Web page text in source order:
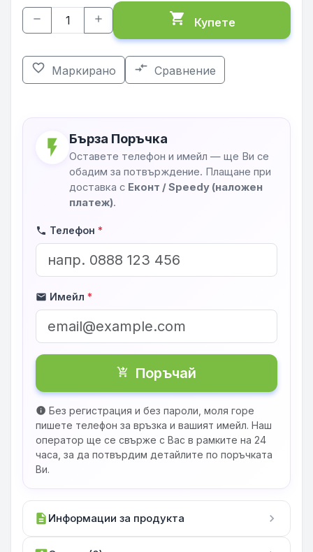
remove add shopping_cart Купете
favorite_border Маркирано compare_arrows Сравнение
flash_on Бърза Поръчка
Оставете телефон и имейл — ще Ви се
обадим за потвърждение. Плащане при
доставка с Еконт / Speedy (наложен
платеж).
phone Телефон *
mail Имейл *
shopping_cart_checkout Поръчай
info Без регистрация и без пароли, моля горе
пишете телефон за връзка и вашият имейл. Наш
оператор ще се свърже с Вас в рамките на 24
часа, за да потвърдим детайлите по поръчката
Ви.
description Информации за продукта chevron_right